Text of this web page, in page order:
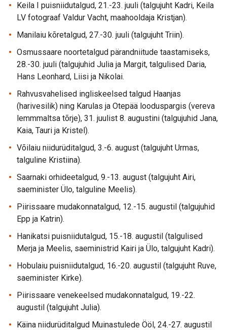
Keila I puisniidutalgud, 21.-23. juuli (talgujuht Kadri, Keila
LV fotograaf Valdur Vacht, maahooldaja Kristjan).
Manilaiu kõretalgud, 27.-30. juuli (talgujuht Triin).
Osmussaare noortetalgud pärandniitude taastamiseks,
28.-30. juuli (talgujuhid Julia ja Margit, talgulised Daria,
Hans Leonhard, Liisi ja Nikolai.
Rahvusvahelised ingliskeelsed talgud Haanjas
(harivesilik) ning Karulas ja Otepää looduspargis (vereva
lemmmaltsa tõrje), 31. juulist 8. augustini (talgujuhid Jana,
Kaia, Tauri ja Kristel).
Võilaiu niidurüditalgud, 3.-6. august (talgujuht Urmas,
talguline Kristiina).
Saarnaki orhideetalgud, 9.-13. august (talgujuht Airi,
saeminister Ülo, talguline Meelis).
Piirissaare mudakonnatalgud, 12.-15. augustil (talgujuhid
Epp ja Katrin).
Hanikatsi puisniidutalgud, 15.-18. augustil (talgulised
Merja ja Meelis, saeministrid Kairi ja Ülo, talgujuht Kadri).
Hobulaiu puisniidutalgud, 16.-20. augustil (talgujuht Ruve,
saeminister Kirke).
Piirissaare venekeelsed mudakonnatalgud, 19.-22.
augustil (talgujuht Julia).
Käina niidurüditalgud Muinastulede Ööl, 24.-27. augustil